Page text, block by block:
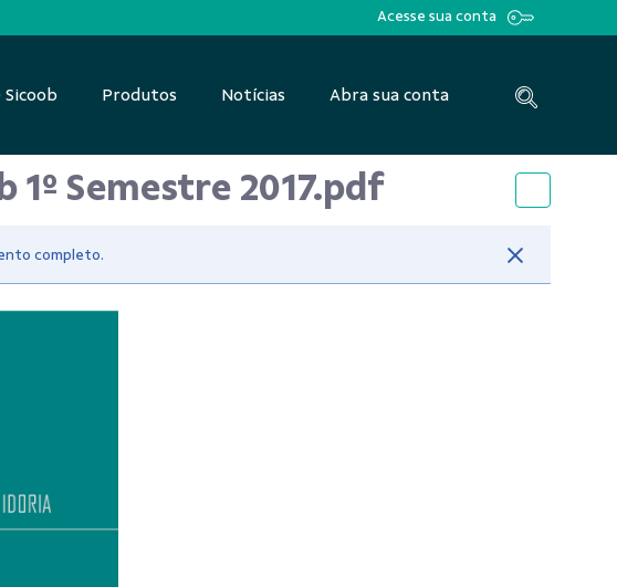
Acesse sua conta
Sicoob Produtos Notícias Abra sua conta
Semestre 2017.pdf
completo.